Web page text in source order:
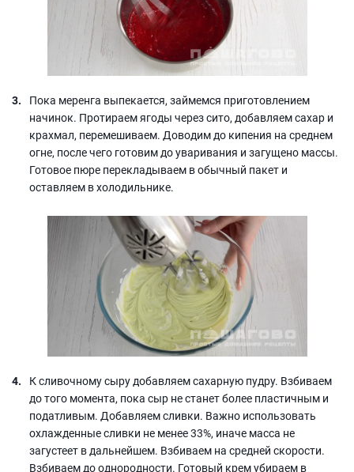
Пока меренга выпекается, займемся приготовлением
начинок. Протираем ягоды через сито, добавляем сахар и
крахмал, перемешиваем. Доводим до кипения на среднем
огне, после чего готовим до уваривания и загущено массы.
Готовое пюре перекладываем в обычный пакет и
оставляем в холодильнике.
К сливочному сыру добавляем сахарную пудру. Взбиваем
до того момента, пока сыр не станет более пластичным и
податливым. Добавляем сливки. Важно использовать
охлажденные сливки не менее 33%, иначе масса не
загустеет в дальнейшем. Взбиваем на средней скорости.
Взбиваем до однородности. Готовый крем убираем в